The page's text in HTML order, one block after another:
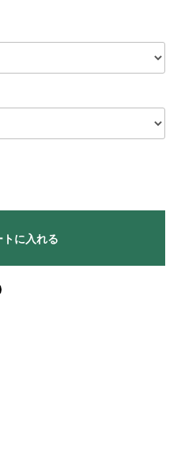
トに入れる